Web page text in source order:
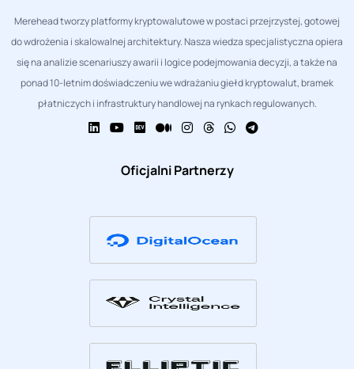
Merehead tworzy platformy kryptowalutowe w postaci przejrzystej, gotowej
do wdrożenia i skalowalnej architektury. Nasza wiedza specjalistyczna opiera
się na analizie scenariuszy awarii i logice podejmowania decyzji, a także na
ponad 10-letnim doświadczeniu we wdrażaniu giełd kryptowalut, bramek
płatniczych i infrastruktury handlowej na rynkach regulowanych.
Oficjalni Partnerzy